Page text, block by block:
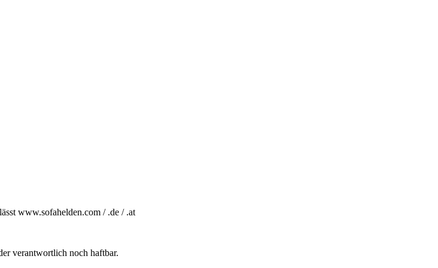
www.sofahelden.com / .de / .at
verantwortlich noch haftbar.